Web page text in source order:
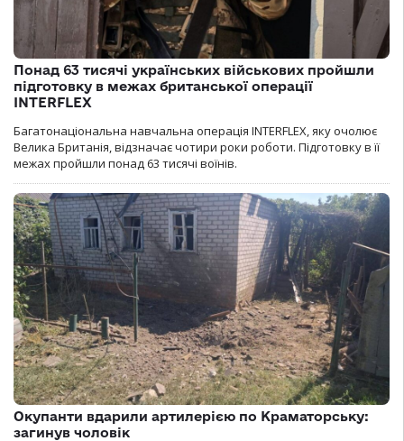
Понад 63 тисячі українських військових пройшли
підготовку в межах британської операції
INTERFLEX
Багатонаціональна навчальна операція INTERFLEX, яку очолює
Велика Британія, відзначає чотири роки роботи. Підготовку в її
межах пройшли понад 63 тисячі воїнів.
Окупанти вдарили артилерією по Краматорську:
загинув чоловік